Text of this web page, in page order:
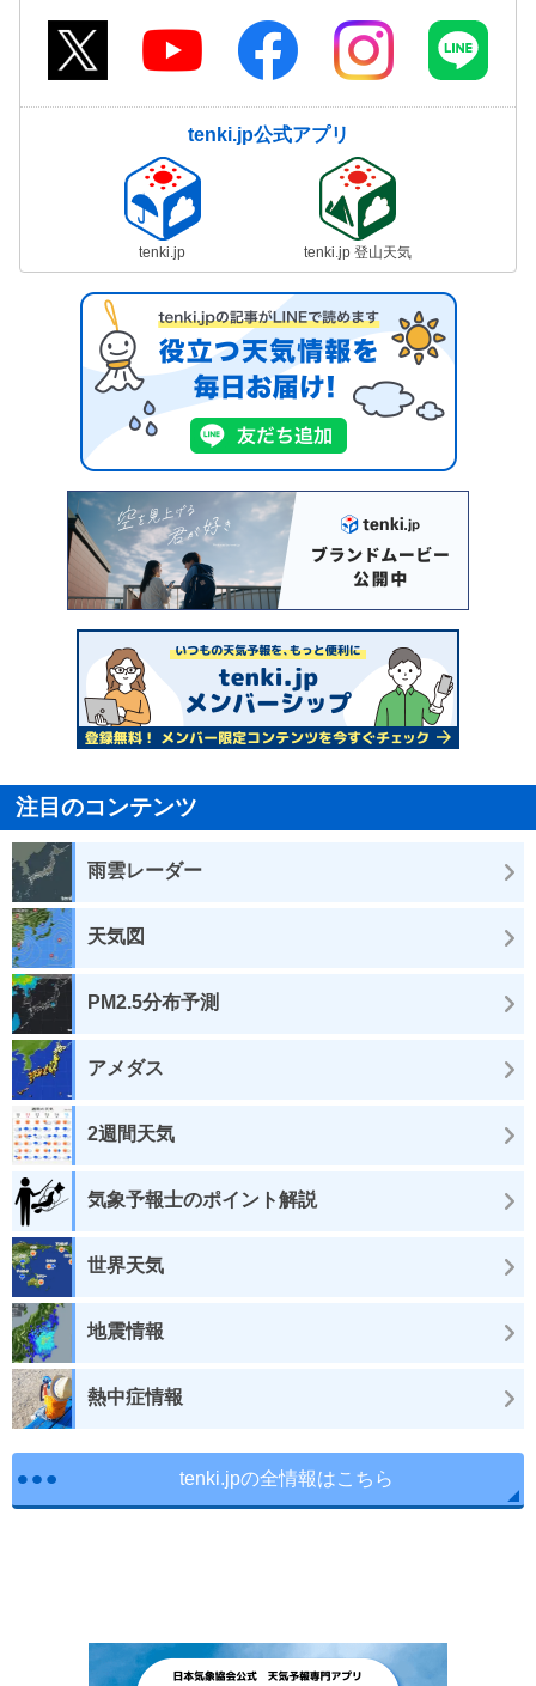
tenki.jp公式アプリ
tenki.jp tenki.jp 登山天気
注目のコンテンツ
雨雲レーダー
天気図
PM2.5分布予測
アメダス
2週間天気
気象予報士のポイント解説
世界天気
地震情報
熱中症情報
tenki.jpの全情報はこちら